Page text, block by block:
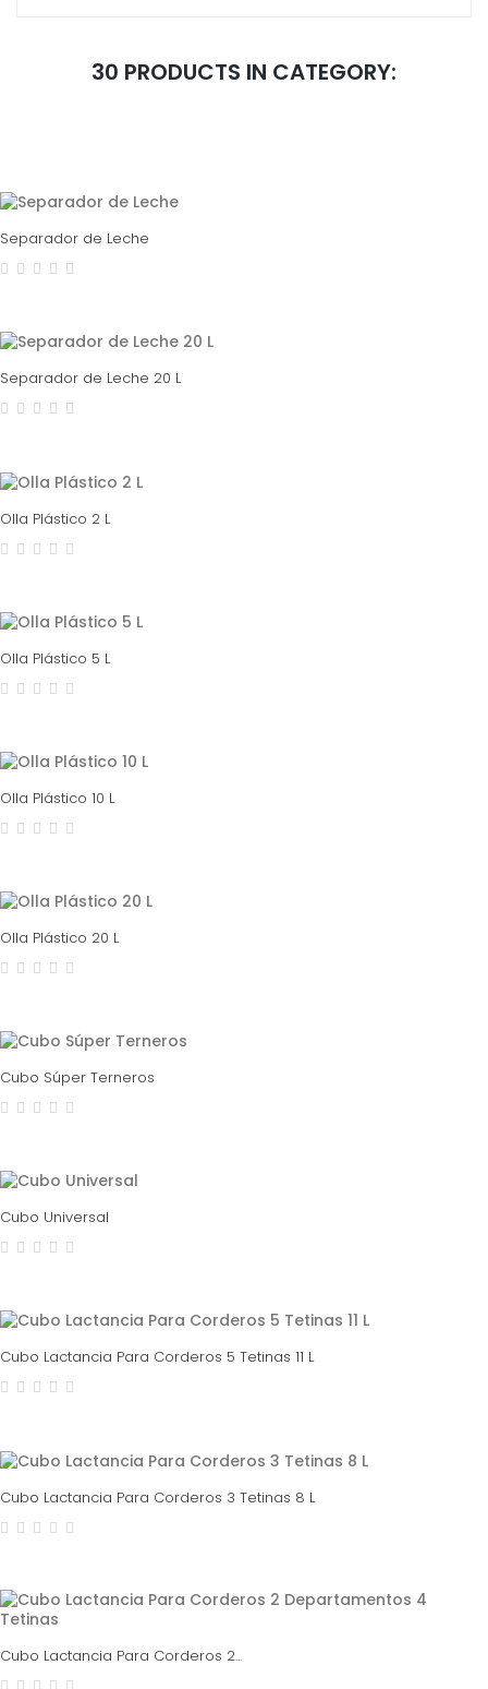
30 PRODUCTS IN CATEGORY:
Separador de Leche
Separador de Leche 20 L
Olla Plástico 2 L
Olla Plástico 5 L
Olla Plástico 10 L
Olla Plástico 20 L
Cubo Súper Terneros
Cubo Universal
Cubo Lactancia Para Corderos 5 Tetinas 11 L
Cubo Lactancia Para Corderos 3 Tetinas 8 L
Cubo Lactancia Para Corderos 2...